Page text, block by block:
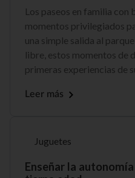
Los paseos en familia con
momentos privilegiados
una simple salida al
libre, estos momentos de
primeras experiencias de
Leer más
Juguetes
Enseñar la